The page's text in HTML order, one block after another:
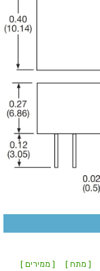
[ מתח ] [ ממירים ]